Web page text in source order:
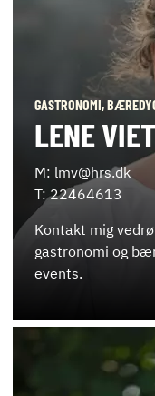
GASTRONOMI,
LENE
M: lmv@hrs.dk
T: 22464613
Kontakt mig
gastronomi og
events.